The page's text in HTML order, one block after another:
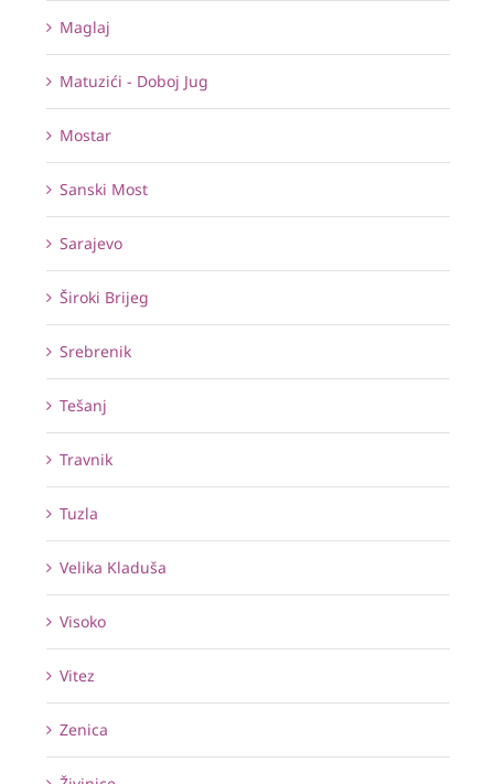
Maglaj
Matuzići - Doboj Jug
Mostar
Sanski Most
Sarajevo
Široki Brijeg
Srebrenik
Tešanj
Travnik
Tuzla
Velika Kladuša
Visoko
Vitez
Zenica